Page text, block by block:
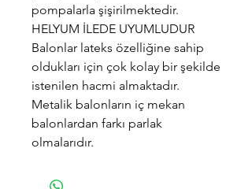
pompalarla şişirilmektedir.
HELYUM İLEDE UYUMLUDUR
Balonlar lateks özelliğine sahip
oldukları için çok kolay bir şekilde
istenilen hacmi almaktadır.
Metalik balonların iç mekan
balonlardan farkı parlak
olmalarıdır.